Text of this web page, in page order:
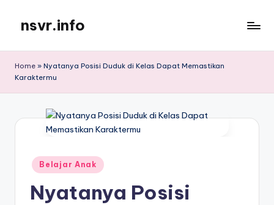
content
nsvr.info
Tersaji
Home » Nyatanya Posisi Duduk di Kelas Dapat Memastikan
Karaktermu
Posted
in
Belajar Anak
Nyatanya Posisi